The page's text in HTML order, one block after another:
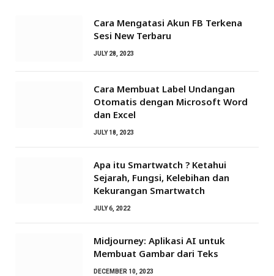
Cara Mengatasi Akun FB Terkena
Sesi New Terbaru
JULY 28, 2023
Cara Membuat Label Undangan
Otomatis dengan Microsoft Word
dan Excel
JULY 18, 2023
Apa itu Smartwatch ? Ketahui
Sejarah, Fungsi, Kelebihan dan
Kekurangan Smartwatch
JULY 6, 2022
Midjourney: Aplikasi AI untuk
Membuat Gambar dari Teks
DECEMBER 10, 2023